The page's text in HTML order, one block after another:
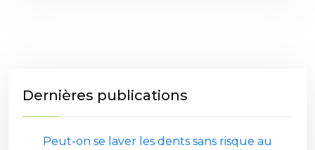
Dernières publications
Peut-on se laver les dents sans risque au